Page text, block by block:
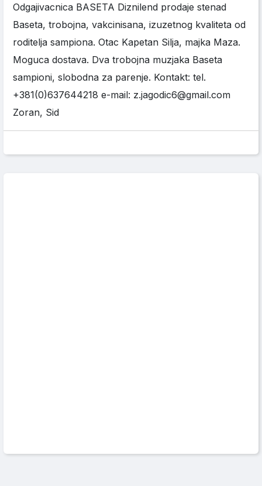
Odgajivacnica BASETA Diznilend prodaje stenad
Baseta, trobojna, vakcinisana, izuzetnog kvaliteta od
roditelja sampiona. Otac Kapetan Silja, majka Maza.
Moguca dostava. Dva trobojna muzjaka Baseta
sampioni, slobodna za parenje. Kontakt: tel.
+381(0)637644218 e-mail: z.jagodic6@gmail.com
Zoran, Sid